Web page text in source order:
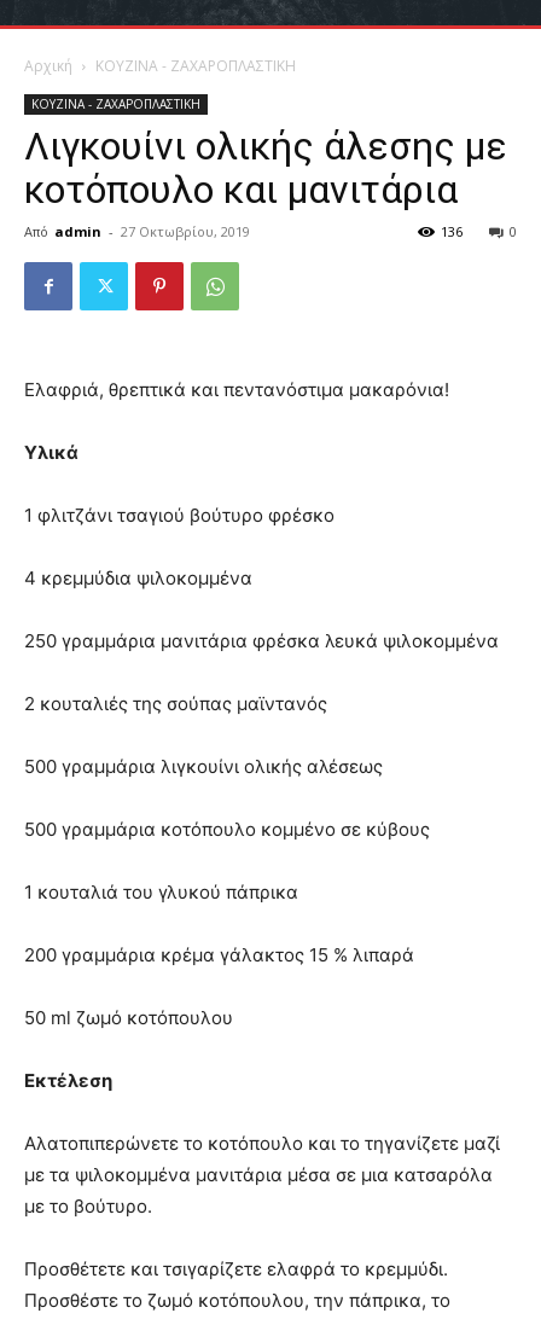
Αρχική ΚΟΥΖΙΝΑ - ΖΑΧΑΡΟΠΛΑΣΤΙΚΗ
ΚΟΥΖΙΝΑ - ΖΑΧΑΡΟΠΛΑΣΤΙΚΗ
Λιγκουίνι ολικής άλεσης με
κοτόπουλο και μανιτάρια
Από admin - 27 Οκτωβρίου, 2019 0
136
Ελαφριά, θρεπτικά και πεντανόστιμα μακαρόνια!
Υλικά
1 φλιτζάνι τσαγιού βούτυρο φρέσκο
4 κρεμμύδια ψιλοκομμένα
250 γραμμάρια μανιτάρια φρέσκα λευκά ψιλοκομμένα
2 κουταλιές της σούπας μαϊντανός
500 γραμμάρια λιγκουίνι ολικής αλέσεως
500 γραμμάρια κοτόπουλο κομμένο σε κύβους
1 κουταλιά του γλυκού πάπρικα
200 γραμμάρια κρέμα γάλακτος 15 % λιπαρά
50 ml ζωμό κοτόπουλου
Εκτέλεση
Αλατοπιπερώνετε το κοτόπουλο και το τηγανίζετε μαζί
με τα ψιλοκομμένα μανιτάρια μέσα σε μια κατσαρόλα
με το βούτυρο.
Προσθέτετε και τσιγαρίζετε ελαφρά το κρεμμύδι.
Προσθέστε το ζωμό κοτόπουλου, την πάπρικα, το